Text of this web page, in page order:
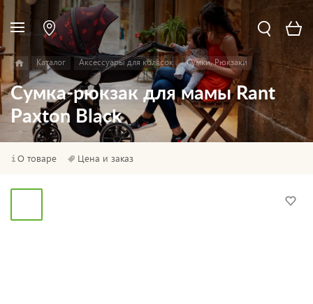
Каталог Аксессуары для колясок Сумки, Рюкзаки
Сумка-рюкзак для мамы Rant
Paxton Black
О товаре Цена и заказ